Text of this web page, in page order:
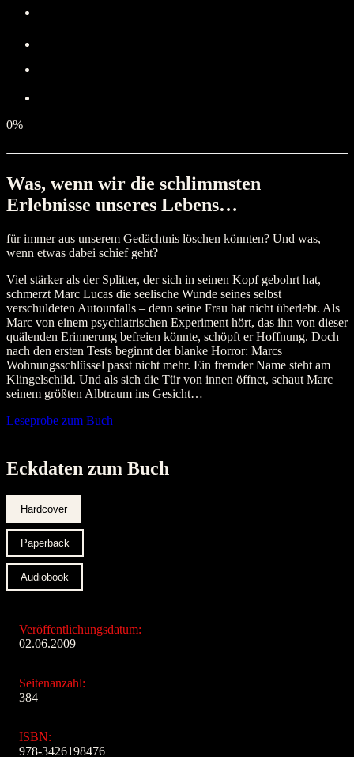
0%
Was, wenn wir die schlimmsten
Erlebnisse unseres Lebens…
für immer aus unserem Gedächtnis löschen könnten? Und was,
wenn etwas dabei schief geht?
Viel stärker als der Splitter, der sich in seinen Kopf gebohrt hat,
schmerzt Marc Lucas die seelische Wunde seines selbst
verschuldeten Autounfalls – denn seine Frau hat nicht überlebt. Als
Marc von einem psychiatrischen Experiment hört, das ihn von dieser
quälenden Erinnerung befreien könnte, schöpft er Hoffnung. Doch
nach den ersten Tests beginnt der blanke Horror: Marcs
Wohnungsschlüssel passt nicht mehr. Ein fremder Name steht am
Klingelschild. Und als sich die Tür von innen öffnet, schaut Marc
seinem größten Albtraum ins Gesicht…
Leseprobe zum Buch
Eckdaten zum Buch
Hardcover
Paperback
Audiobook
Veröffentlichungsdatum:
02.06.2009
Seitenanzahl:
384
ISBN:
978-3426198476